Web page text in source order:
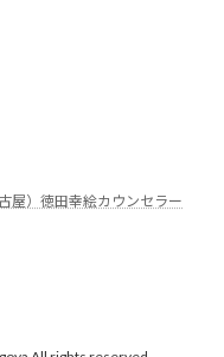
屋）徳田幸絵カウンセラー